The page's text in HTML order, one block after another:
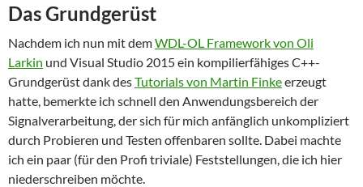
Das Grundgerüst
Nachdem ich nun mit demWDL-OL Framework von Oli
Larkin und Visual Studio 2015 ein kompilierfähiges C++-
Grundgerüst dank desTutorials von Martin Finkeerzeugt
hatte, bemerkte ich schnell den Anwendungsbereich der
Signalverarbeitung, der sich für mich anfänglich unkompliziert
durch Probieren und Testen offenbaren sollte. Dabei machte
ich ein paar (für den Profi triviale) Feststellungen, die ich hier
niederschreiben möchte.